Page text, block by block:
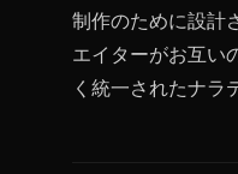
制作のために設計
エイターがお互い
く統一されたナラ